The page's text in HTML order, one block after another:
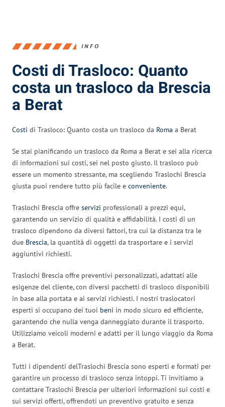
INFO
Costi di Trasloco: Quanto
costa un trasloco da Brescia
a Berat
Costi di Trasloco: Quanto costa un trasloco da Roma a Berat
Se stai pianificando un trasloco da Roma a Berat e sei alla ricerca
di informazioni sui costi, sei nel posto giusto. Il trasloco può
essere un momento stressante, ma scegliendo Traslochi Brescia
giusta puoi rendere tutto più facile e conveniente.
Traslochi Brescia offre servizi professionali a prezzi equi,
garantendo un servizio di qualità e affidabilità. I costi di un
trasloco dipendono da diversi fattori, tra cui la distanza tra le
due Brescia, la quantità di oggetti da trasportare e i servizi
aggiuntivi richiesti.
Traslochi Brescia offre preventivi personalizzati, adattati alle
esigenze del cliente, con diversi pacchetti di trasloco disponibili
in base alla portata e ai servizi richiesti. I nostri traslocatori
esperti si occupano dei tuoi beni in modo sicuro ed efficiente,
garantendo che nulla venga danneggiato durante il trasporto.
Utilizziamo veicoli moderni e adatti per il lungo viaggio da Roma
a Berat.
Tutti i dipendenti delTraslochi Brescia sono esperti e formati per
garantire un processo di trasloco senza intoppi. Ti invitiamo a
contattare Traslochi Brescia per ulteriori informazioni sui costi e
sui servizi offerti, offrendoti un preventivo gratuito e senza